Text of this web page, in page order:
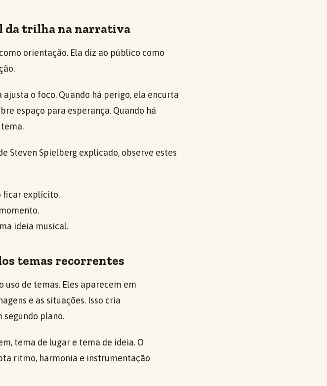
da trilha na narrativa
orientação. Ela diz ao público como
o foco. Quando há perigo, ela encurta
espaço para esperança. Quando há
Steven Spielberg explicado, observe estes
ficar explícito.
ideia musical.
temas recorrentes
de temas. Eles aparecem em
e as situações. Isso cria
segundo plano.
tema de lugar e tema de ideia. O
ritmo, harmonia e instrumentação